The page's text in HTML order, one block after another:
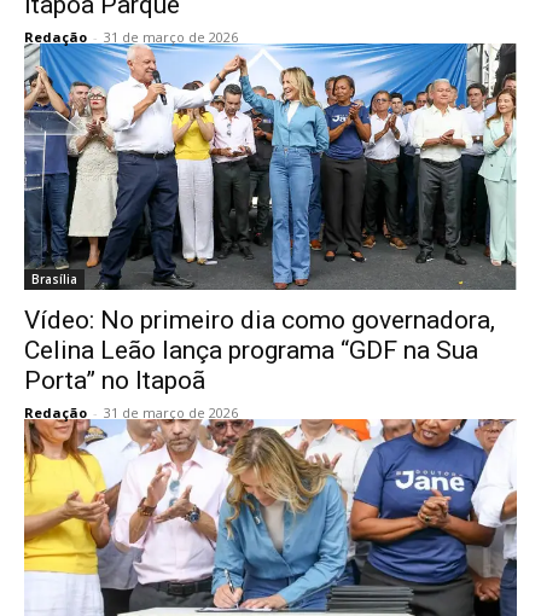
Redação - 31 de março de 2026
Brasília
Vídeo: No primeiro dia como governadora,
Celina Leão lança programa “GDF na Sua
Porta” no Itapoã
Redação - 31 de março de 2026